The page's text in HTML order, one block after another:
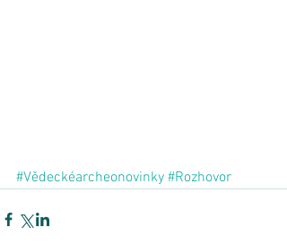
#Vědeckéarcheonovinky #Rozhovor